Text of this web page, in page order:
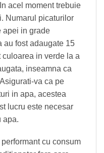
acel moment trebuie
Numarul picaturilor
apei in grade
au fost adaugate 15
in verde la a
inseamna ca
va ca pe
in apa, acestea
lucru este necesar
apa.
cu consum